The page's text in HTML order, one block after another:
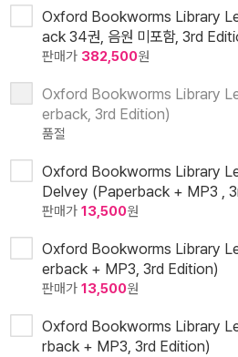
Oxford Bookworms Library
ack 34권, 음원 미포함, 3rd
판매가 382,500원
Oxford Bookworms Library
erback, 3rd Edition)
품절
Oxford Bookworms Library
Delvey (Paperback + MP3 ,
판매가 13,500원
Oxford Bookworms Library
erback + MP3, 3rd Edition)
판매가 13,500원
Oxford Bookworms Library
rback + MP3, 3rd Edition)